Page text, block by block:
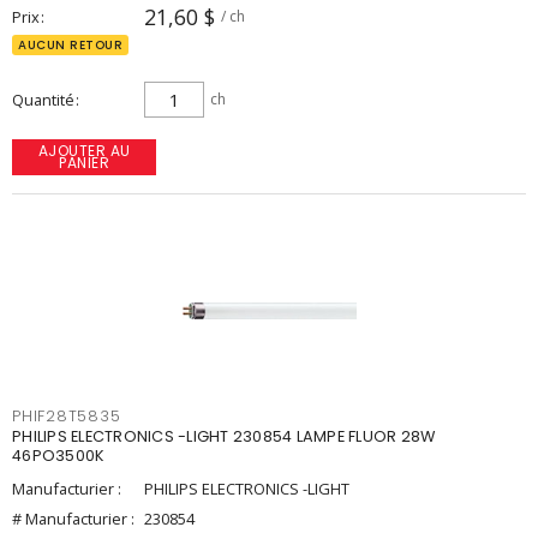
Prix 21,60 $ / ch
AUCUN RETOUR
Quantité ch
AJOUTER AU
PANIER
PHIF28T5835
PHILIPS ELECTRONICS -LIGHT 230854 LAMPE FLUOR 28W
46PO3500K
Manufacturier :
PHILIPS ELECTRONICS -LIGHT
# Manufacturier : 230854